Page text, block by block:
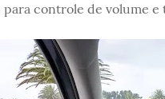
para controle de volume